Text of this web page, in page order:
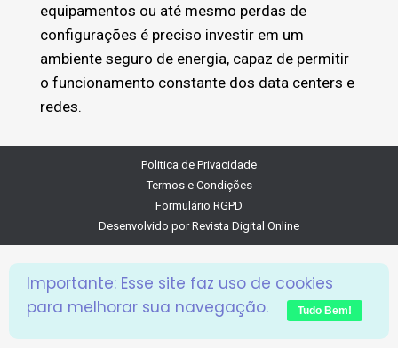
equipamentos ou até mesmo perdas de
configurações é preciso investir em um
ambiente seguro de energia, capaz de permitir
o funcionamento constante dos data centers e
redes.
Politica de Privacidade
Termos e Condições
Formulário RGPD
Desenvolvido porRevista Digital Online
Importante: Esse site faz uso de cookies
para melhorar sua navegação.
Tudo Bem!